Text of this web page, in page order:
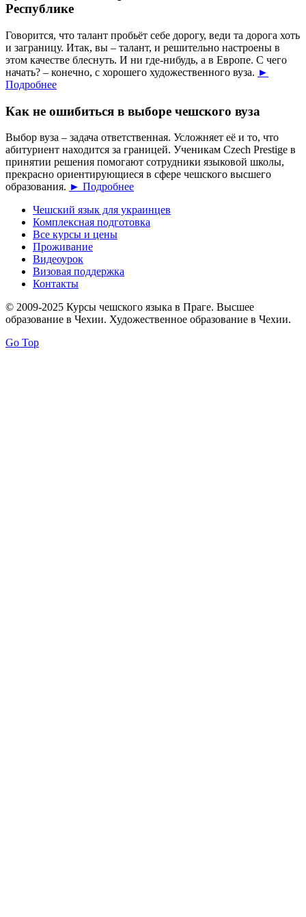
Республике
Говорится, что талант пробьёт себе дорогу, веди та дорога хоть
и заграницу. Итак, вы – талант, и решительно настроены в
этом качестве блеснуть. И ни где-нибудь, а в Европе. С чего
начать? – конечно, с хорошего художественного вуза. ►
Подробнее
Как не ошибиться в выборе чешского вуза
Выбор вуза – задача ответственная. Усложняет её и то, что
абитуриент находится за границей. Ученикам Czech Prestige в
принятии решения помогают сотрудники языковой школы,
прекрасно ориентирующиеся в сфере чешского высшего
образования. ► Подробнее
Чешский язык для украинцев
Комплексная подготовка
Все курсы и цены
Проживание
Видеоурок
Визовая поддержка
Контакты
© 2009-2025 Курсы чешского языка в Праге. Высшее
образование в Чехии. Художественное образование в Чехии.
Go Top